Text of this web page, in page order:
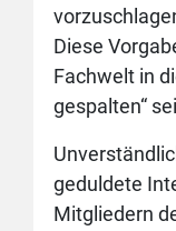
Diese
Fachwelt in
gespalten“
geduldete
Mitgliedern